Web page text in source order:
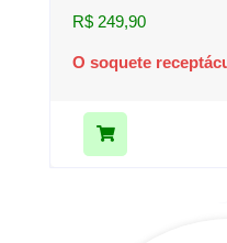
R$ 249,90
O soquete